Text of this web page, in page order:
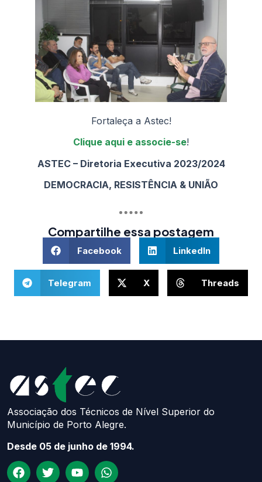
Fortaleça a Astec!
Clique aqui e associe-se!
ASTEC – Diretoria Executiva 2023/2024
DEMOCRACIA, RESISTÊNCIA & UNIÃO
Compartilhe essa postagem
Facebook LinkedIn
Telegram X Threads
Associação dos Técnicos de Nível Superior do
Município de Porto Alegre.
Desde 05 de junho de 1994.